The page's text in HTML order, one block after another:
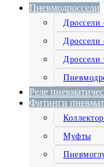
Пневмодроссели
Реле
Фитинги
Муфты